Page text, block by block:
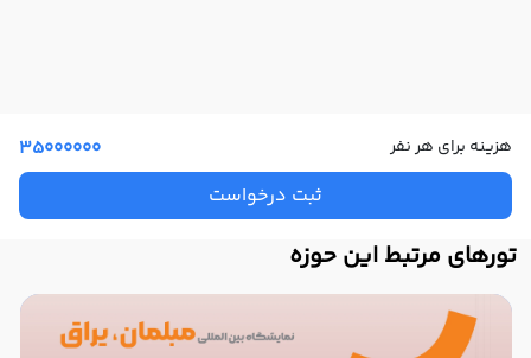
هزینه برای هر نفر 35000000
ثبت درخواست
تورهای مرتبط این حوزه